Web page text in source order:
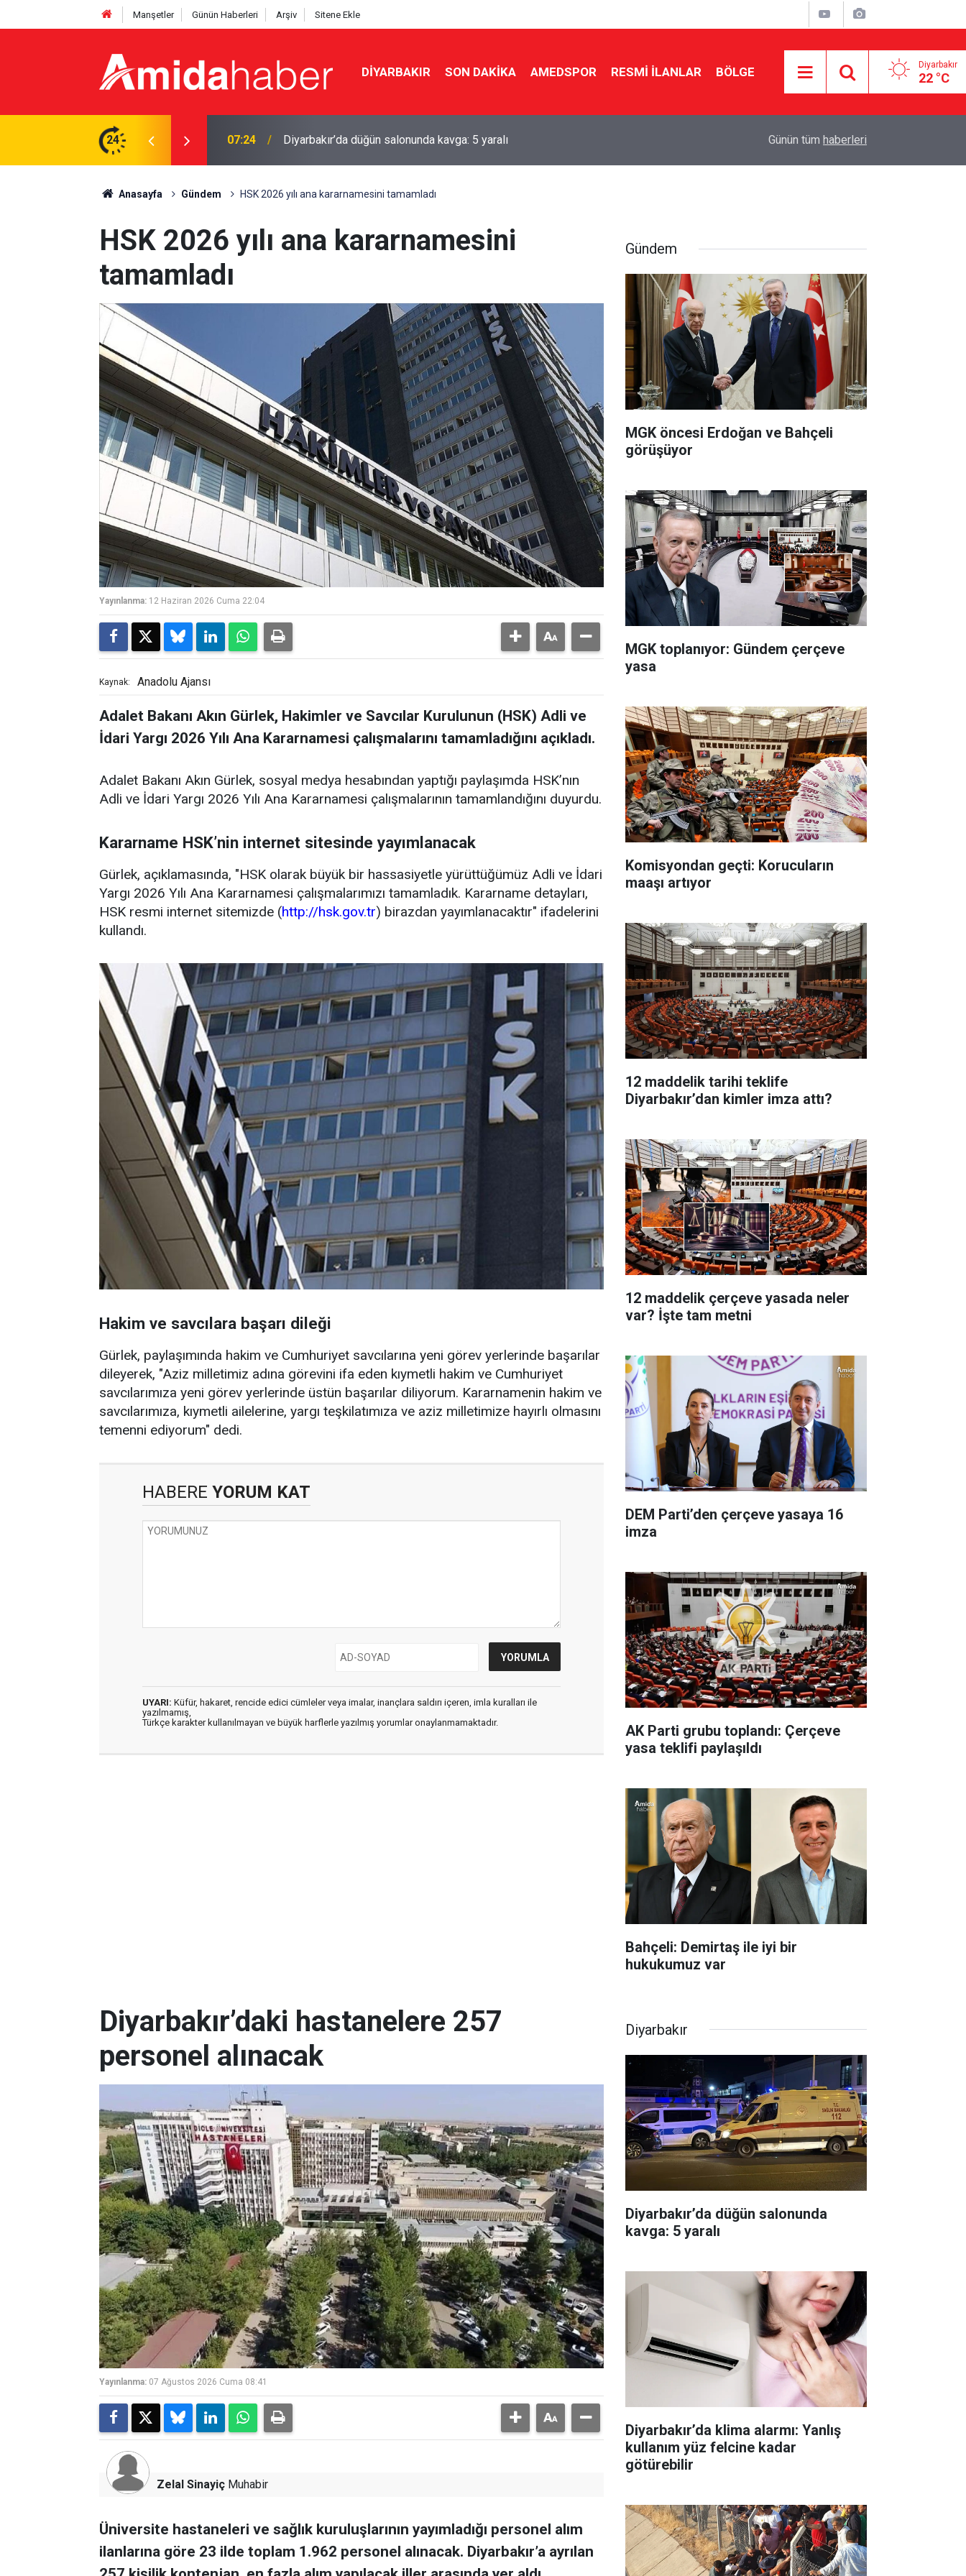
Manşetler Günün Haberleri Arşiv Sitene Ekle
DIYARBAKIR SON DAKIKA AMEDSPOR RESMI İLANLAR BÖLGE Diyarbakır
22 °C
24 00:30 Diyarbakır’da klima alarmı: Yanlış kullanım yüz felcine kadar götürebilir Diyanet’ten çözüm sürecine ‘kardeşlik’ mesajı
Günün tüm haberleri
Anasayfa Gündem HSK 2026 yılı ana kararnamesini tamamladı
HSK 2026 yılı ana kararnamesini
tamamladı
Yayınlanma: 12 Haziran 2026 Cuma 22:04
Kaynak: Anadolu Ajansı
Adalet Bakanı Akın Gürlek, Hakimler ve Savcılar Kurulunun (HSK) Adli ve
İdari Yargı 2026 Yılı Ana Kararnamesi çalışmalarını tamamladığını açıkladı.
Adalet Bakanı Akın Gürlek, sosyal medya hesabından yaptığı paylaşımda HSK’nın
Adli ve İdari Yargı 2026 Yılı Ana Kararnamesi çalışmalarının tamamlandığını duyurdu.
Kararname HSK’nin internet sitesinde yayımlanacak
Gürlek, açıklamasında, "HSK olarak büyük bir hassasiyetle yürüttüğümüz Adli ve İdari
Yargı 2026 Yılı Ana Kararnamesi çalışmalarımızı tamamladık. Kararname detayları,
HSK resmi internet sitemizde (http://hsk.gov.tr) birazdan yayımlanacaktır" ifadelerini
kullandı.
Hakim ve savcılara başarı dileği
Gürlek, paylaşımında hakim ve Cumhuriyet savcılarına yeni görev yerlerinde başarılar
dileyerek, "Aziz milletimiz adına görevini ifa eden kıymetli hakim ve Cumhuriyet
savcılarımıza yeni görev yerlerinde üstün başarılar diliyorum. Kararnamenin hakim ve
savcılarımıza, kıymetli ailelerine, yargı teşkilatımıza ve aziz milletimize hayırlı olmasını
temenni ediyorum" dedi.
HABERE YORUM KAT
UYARI: Küfür, hakaret, rencide edici cümleler veya imalar, inançlara saldırı içeren, imla kuralları ile
yazılmamış,
Türkçe karakter kullanılmayan ve büyük harflerle yazılmış yorumlar onaylanmamaktadır.
Gündem
MGK öncesi Erdoğan ve Bahçeli
görüşüyor
MGK toplanıyor: Gündem çerçeve
yasa
Komisyondan geçti: Korucuların
maaşı artıyor
12 maddelik tarihi teklife
Diyarbakır’dan kimler imza attı?
12 maddelik çerçeve yasada neler
var? İşte tam metni
DEM Parti’den çerçeve yasaya 16
imza
AK Parti grubu toplandı: Çerçeve
yasa teklifi paylaşıldı
Bahçeli: Demirtaş ile iyi bir
hukukumuz var
Diyarbakır’daki hastanelere 257
personel alınacak
Yayınlanma: 07 Ağustos 2026 Cuma 08:41
Zelal Sinayiç Muhabir
Üniversite hastaneleri ve sağlık kuruluşlarının yayımladığı personel alım
ilanlarına göre 23 ilde toplam 1.962 personel alınacak. Diyarbakır’a ayrılan
Diyarbakır
Diyarbakır’da düğün salonunda
kavga: 5 yaralı
Diyarbakır’da klima alarmı: Yanlış
kullanım yüz felcine kadar
götürebilir